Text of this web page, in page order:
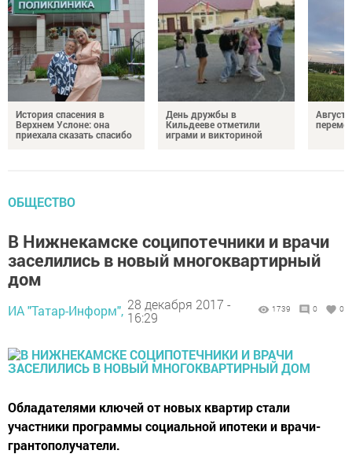
История спасения в
Верхнем Услоне: она
приехала сказать спасибо
День дружбы в
Кильдееве отметили
играми и викториной
Август
ОБЩЕСТВО
В Нижнекамске соципотечники и врачи
заселились в новый многоквартирный
дом
ИА "Татар-Информ", 28 декабря 2017 -
16:29
1739 0 0
Обладателями ключей от новых квартир стали
участники программы социальной ипотеки и врачи-
грантополучатели.